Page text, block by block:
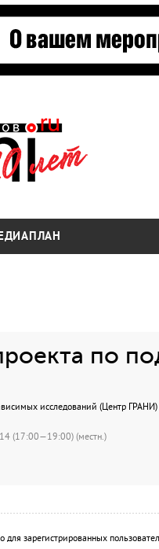
по
исследований (Центр ГРАНИ)
(17:00—19:00) (местн.)
зарегистрированных